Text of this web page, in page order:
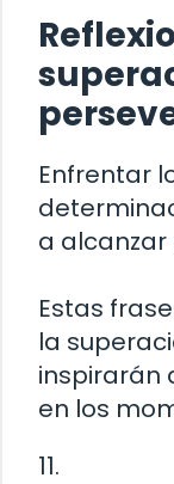
Enfrentar
a
Estas
la
inspirarán
en los
11.